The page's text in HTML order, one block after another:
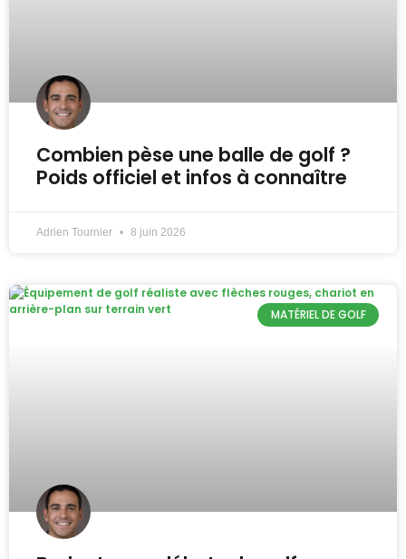
Combien pèse une balle de golf ?
Poids officiel et infos à connaître
Adrien Tournier 8 juin 2026
MATÉRIEL DE GOLF